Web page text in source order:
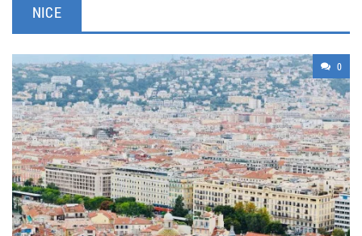
NICE
0